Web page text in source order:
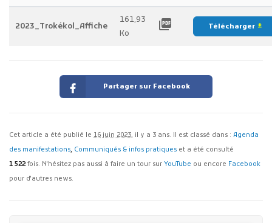
2023_Trokékol_Affiche
161,93
Ko
picture_as_pdf Télécharger file_download
Partager sur Facebook
Cet article a été publié le 16 juin 2023, il y a 3 ans. Il est classé dans : Agenda
des manifestations, Communiqués & infos pratiques et a été consulté
1 522fois. N'hésitez pas aussi à faire un tour sur YouTube ou encore Facebook
pour d'autres news.